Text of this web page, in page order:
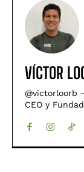
VÍCTOR
@victorloorb
CEO y